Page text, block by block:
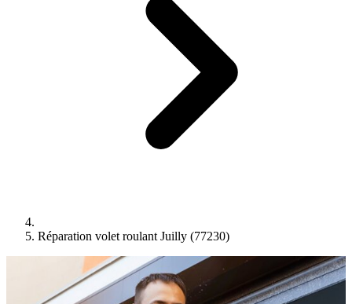
Réparation volet roulant Juilly (77230)